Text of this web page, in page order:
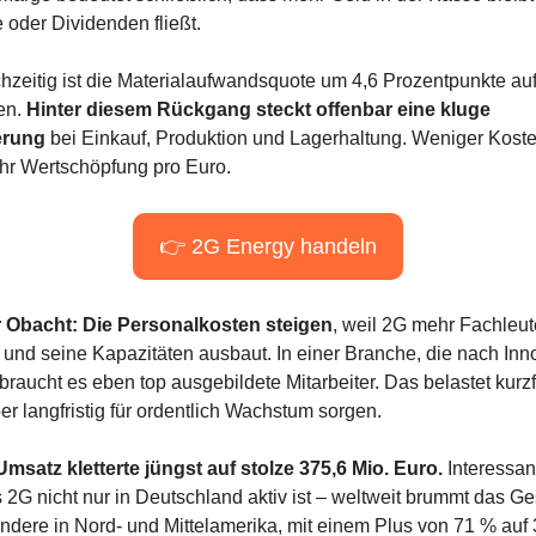
oder Dividenden fließt.
ist die Materialaufwandsquote um 4,6 Prozentpunkte
Hinter diesem Rückgang steckt offenbar eine kluge
bei Einkauf, Produktion und Lagerhaltung. Weniger
Wertschöpfung pro Euro.
👉 2G Energy handeln
Obacht: Die Personalkosten steigen, weil 2G mehr
seine Kapazitäten ausbaut. In einer Branche, die nach
es eben top ausgebildete Mitarbeiter. Das belastet
langfristig für ordentlich Wachstum sorgen.
kletterte jüngst auf stolze 375,6 Mio. Euro.
2G nicht nur in Deutschland aktiv ist – weltweit brummt das
in Nord- und Mittelamerika, mit einem Plus von 71 % auf